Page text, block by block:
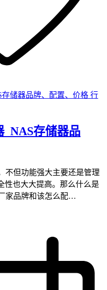
行
存储器品
不但功能强大主要还是管理
性也大大提高。那么什么是
家品牌和该怎么配…